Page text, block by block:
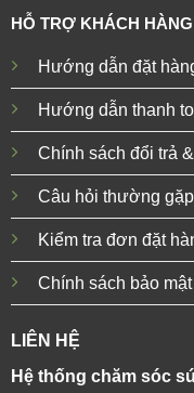
HỖ TRỢ KHÁCH HÀNG
Hướng dẫn đặt
Hướng dẫn thanh
Chính sách đổi trả
Câu hỏi thường gặp
Kiểm tra đơn đặt
Chính sách bảo
LIÊN HỆ
Hệ thống chăm sóc